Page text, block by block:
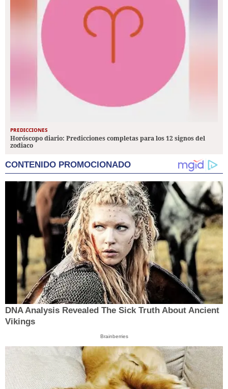
PREDICCIONES
Horóscopo diario: Predicciones completas para los 12 signos del
zodiaco
CONTENIDO PROMOCIONADO
DNA Analysis Revealed The Sick Truth About Ancient
Vikings
Brainberries